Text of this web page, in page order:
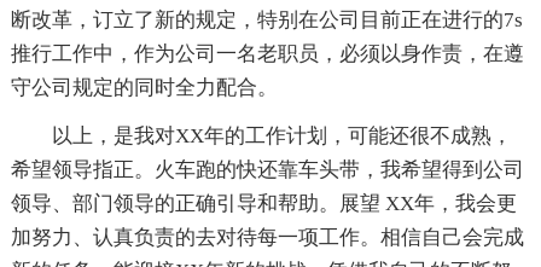
断改革，订立了新的规定，特别在公司目前正在进行的7s
推行工作中，作为公司一名老职员，必须以身作责，在遵
守公司规定的同时全力配合。
以上，是我对XX年的工作计划，可能还很不成熟，
希望领导指正。火车跑的快还靠车头带，我希望得到公司
领导、部门领导的正确引导和帮助。展望 XX年，我会更
加努力、认真负责的去对待每一项工作。相信自己会完成